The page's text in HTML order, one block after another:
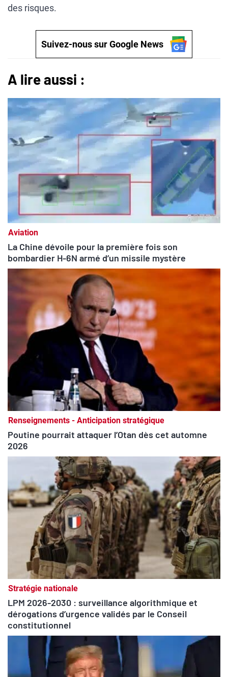
des risques.
Suivez-nous sur Google News
A lire aussi :
Aviation
La Chine dévoile pour la première fois son
bombardier H-6N armé d’un missile mystère
Renseignements - Anticipation stratégique
Poutine pourrait attaquer l’Otan dès cet automne
2026
Stratégie nationale
LPM 2026-2030 : surveillance algorithmique et
dérogations d’urgence validés par le Conseil
constitutionnel